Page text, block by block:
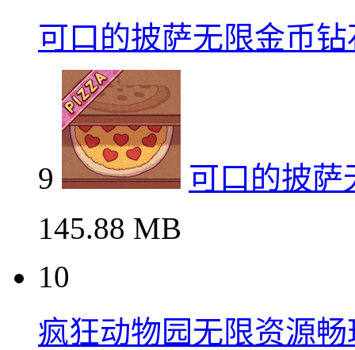
可口的披萨无限金币
9
可口的披萨
145.88 MB
10
疯狂动物园无限资源畅